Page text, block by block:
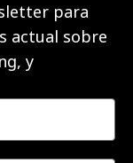
para
actual sobre
y